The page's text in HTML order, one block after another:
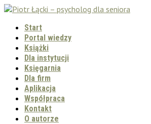
Start
Portal wiedzy
Książki
Dla instytucji
Księgarnia
Dla firm
Aplikacja
Współpraca
Kontakt
O autorze